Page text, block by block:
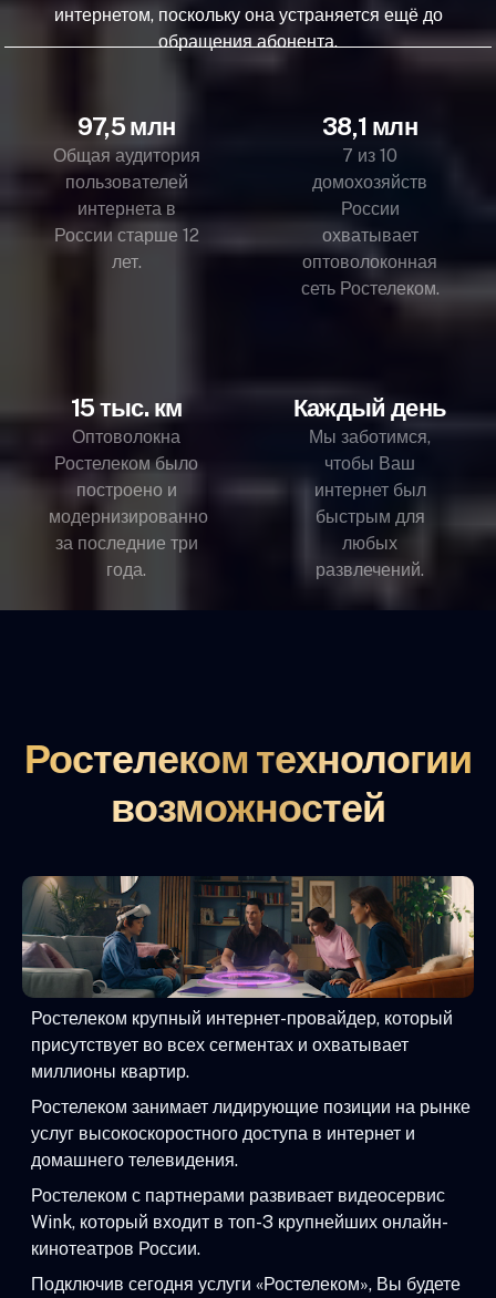
интернетом, поскольку она устраняется ещё до
обращения абонента.
97,5 млн
Общая аудитория
пользователей
интернета в
России старше 12
лет.
38,1 млн
7 из 10
домохозяйств
России
охватывает
оптоволоконная
сеть Ростелеком.
15 тыс. км
Оптоволокна
Ростелеком было
построено и
модернизированно
за последние три
года.
Каждый день
Мы заботимся,
чтобы Ваш
интернет был
быстрым для
любых
развлечений.
Ростелеком технологии
возможностей
Ростелеком крупный интернет-провайдер, который
присутствует во всех сегментах и охватывает
миллионы квартир.
Ростелеком занимает лидирующие позиции на рынке
услуг высокоскоростного доступа в интернет и
домашнего телевидения.
Ростелеком с партнерами развивает видеосервис
Wink, который входит в топ-3 крупнейших онлайн-
кинотеатров России.
Подключив сегодня услуги «Ростелеком», Вы будете